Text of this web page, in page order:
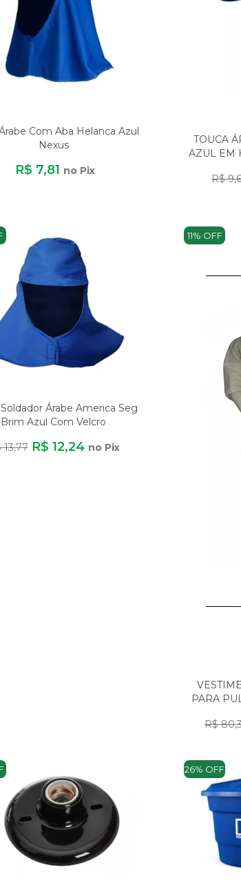
Com Aba Helanca Azul
Nexus
R$ 7,81 no Pix
TOUCA
AZUL EM
R$
Árabe America Seg
Brim Azul Com Velcro
13,77 R$ 12,24 no Pix
11% OFF
PARA
R$
26% OFF